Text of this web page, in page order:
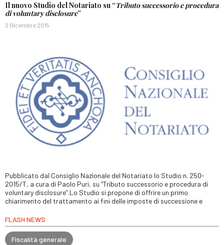
Il nuovo Studio del Notariato su “Tributo successorio e procedura
di voluntary disclosure”
2 Dicembre 2015
Pubblicato dal Consiglio Nazionale del Notariato lo Studio n. 250-
2015/T, a cura di Paolo Puri, su “Tributo successorio e procedura di
voluntary disclosure”.Lo Studio si propone di offrire un primo
chiarimento del trattamento ai fini delle imposte di successione e
FLASH NEWS
Fiscalità generale